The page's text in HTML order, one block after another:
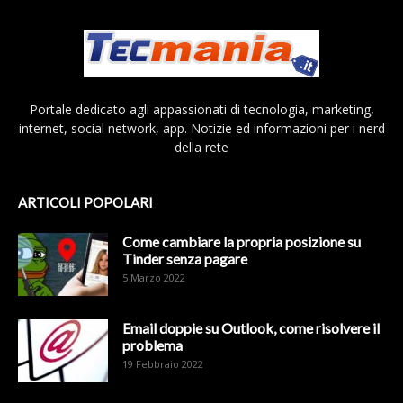
Portale dedicato agli appassionati di tecnologia, marketing,
internet, social network, app. Notizie ed informazioni per i nerd
della rete
ARTICOLI POPOLARI
Come cambiare la propria posizione su
Tinder senza pagare
5 Marzo 2022
Email doppie su Outlook, come risolvere il
problema
19 Febbraio 2022